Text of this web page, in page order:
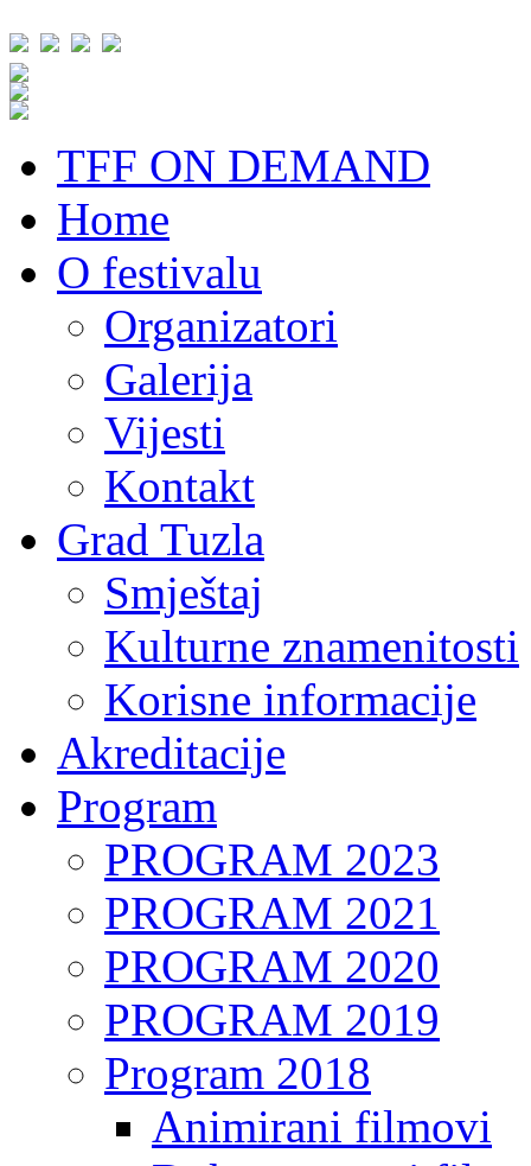
TFF ON DEMAND
Home
O festivalu
Organizatori
Galerija
Vijesti
Kontakt
Grad Tuzla
Smještaj
Kulturne znamenitosti
Korisne informacije
Akreditacije
Program
PROGRAM 2023
PROGRAM 2021
PROGRAM 2020
PROGRAM 2019
Program 2018
Animirani filmovi